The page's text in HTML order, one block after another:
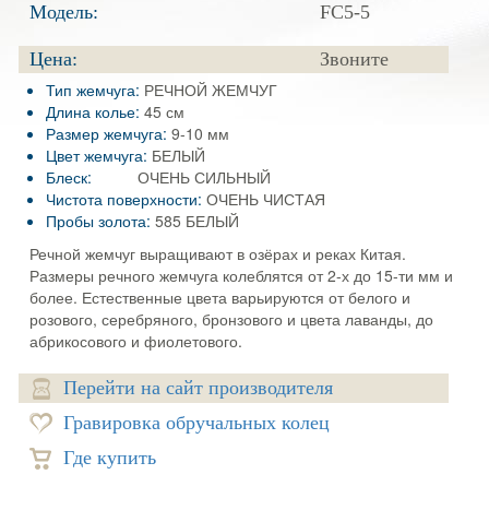
Модель: FC5-5
Цена:
Звоните
Тип жемчуга: РЕЧНОЙ ЖЕМЧУГ
Длина колье: 45 см
Размер жемчуга: 9-10 мм
Цвет жемчуга: БЕЛЫЙ
Блеск:
ОЧЕНЬ СИЛЬНЫЙ
Чистота поверхности: ОЧЕНЬ ЧИСТАЯ
Пробы золота: 585 БЕЛЫЙ
Речной жемчуг выращивают в озёрах и реках Китая.
Размеры речного жемчуга колеблятся от 2-х до 15-ти мм и
более. Естественные цвета варьируются от белого и
розового, серебряного, бронзового и цвета лаванды, до
абрикосового и фиолетового.
Перейти на сайт производителя
Гравировка обручальных колец
Где купить